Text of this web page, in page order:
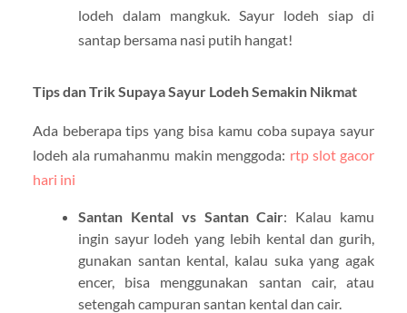
lodeh dalam mangkuk. Sayur lodeh siap di
santap bersama nasi putih hangat!
Tips dan Trik Supaya Sayur Lodeh Semakin Nikmat
Ada beberapa tips yang bisa kamu coba supaya sayur
lodeh ala rumahanmu makin menggoda: rtp slot gacor
hari ini
Santan Kental vs Santan Cair: Kalau kamu
ingin sayur lodeh yang lebih kental dan gurih,
gunakan santan kental, kalau suka yang agak
encer, bisa menggunakan santan cair, atau
setengah campuran santan kental dan cair.